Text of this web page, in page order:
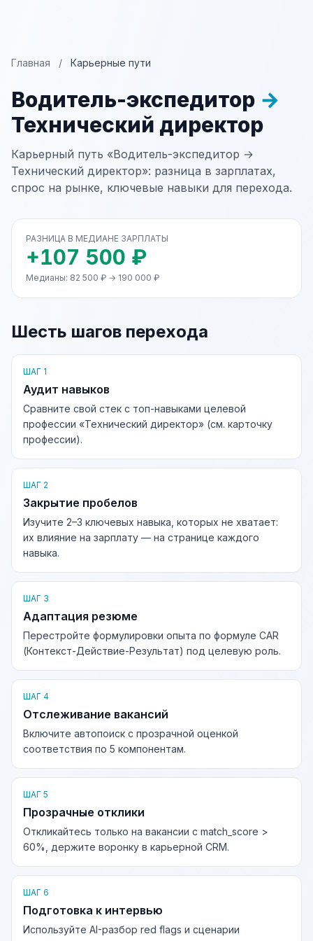
Главная / Карьерные пути
Водитель-экспедитор →
Технический директор
Карьерный путь «Водитель-экспедитор →
Технический директор»: разница в зарплатах,
спрос на рынке, ключевые навыки для перехода.
РАЗНИЦА В МЕДИАНЕ ЗАРПЛАТЫ
+107 500 ₽
Медианы: 82 500 ₽ → 190 000 ₽
Шесть шагов перехода
ШАГ 1
Аудит навыков
Сравните свой стек с топ-навыками целевой
профессии «Технический директор» (см. карточку
профессии).
ШАГ 2
Закрытие пробелов
Изучите 2–3 ключевых навыка, которых не хватает:
их влияние на зарплату — на странице каждого
навыка.
ШАГ 3
Адаптация резюме
Перестройте формулировки опыта по формуле CAR
(Контекст-Действие-Результат) под целевую роль.
ШАГ 4
Отслеживание вакансий
Включите автопоиск с прозрачной оценкой
соответствия по 5 компонентам.
ШАГ 5
Прозрачные отклики
Откликайтесь только на вакансии с match_score >
60%, держите воронку в карьерной CRM.
ШАГ 6
Подготовка к интервью
Используйте AI-разбор red flags и сценарии